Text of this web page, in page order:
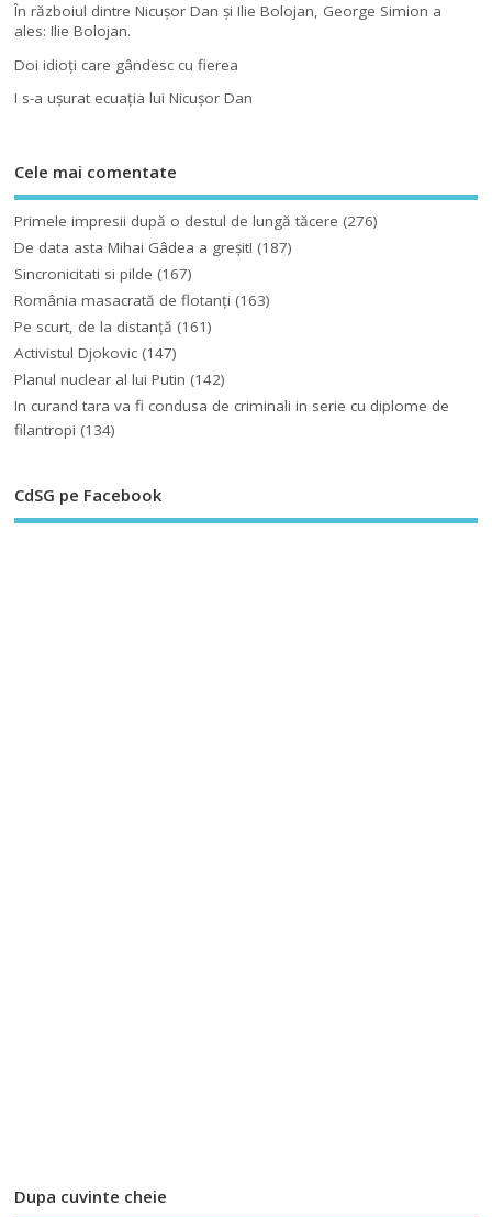
În războiul dintre Nicuşor Dan şi Ilie Bolojan, George Simion a
ales: Ilie Bolojan.
Doi idioţi care gândesc cu fierea
I s-a uşurat ecuaţia lui Nicuşor Dan
Cele mai comentate
Primele impresii după o destul de lungă tăcere (276)
De data asta Mihai Gâdea a greşit! (187)
Sincronicitati si pilde (167)
România masacrată de flotanţi (163)
Pe scurt, de la distanță (161)
Activistul Djokovic (147)
Planul nuclear al lui Putin (142)
In curand tara va fi condusa de criminali in serie cu diplome de
filantropi (134)
CdSG pe Facebook
Dupa cuvinte cheie